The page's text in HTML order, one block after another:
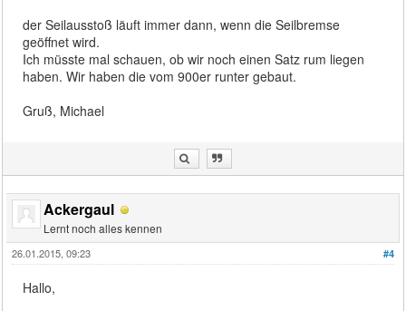
der Seilausstoß läuft immer dann, wenn die Seilbremse
geöffnet wird.
Ich müsste mal schauen, ob wir noch einen Satz rum liegen
haben. Wir haben die vom 900er runter gebaut.
Gruß, Michael
Ackergaul
Lernt noch alles kennen
#4
26.01.2015, 09:23
Hallo,